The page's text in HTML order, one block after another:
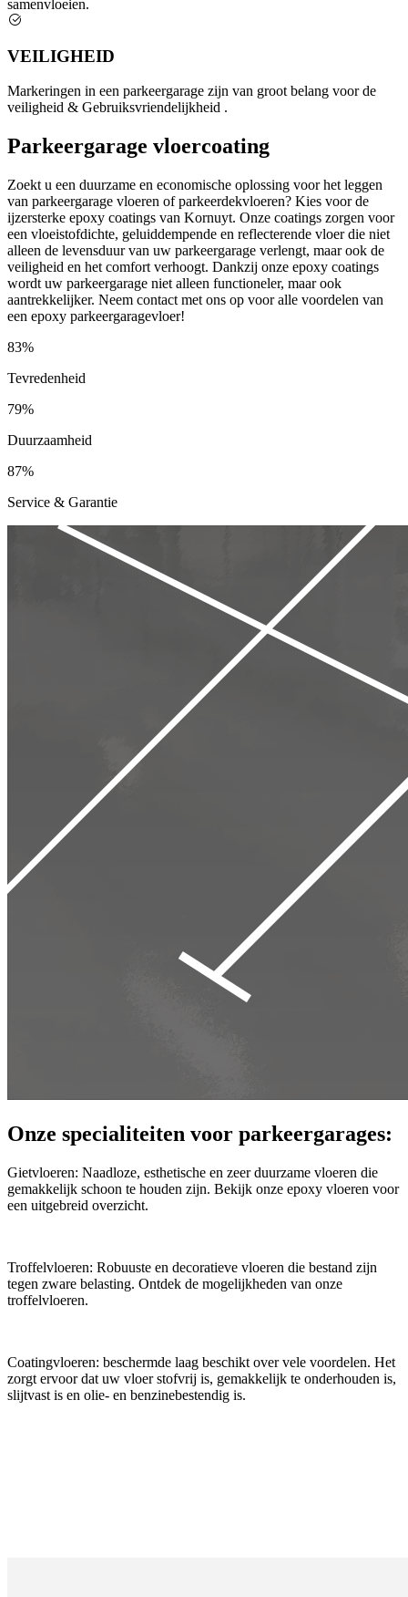
samenvloeien.
VEILIGHEID
Markeringen in een parkeergarage zijn van groot belang voor de
veiligheid & Gebruiksvriendelijkheid .
Parkeergarage vloercoating
Zoekt u een duurzame en economische oplossing voor het leggen
van parkeergarage vloeren of parkeerdekvloeren? Kies voor de
ijzersterke epoxy coatings van Kornuyt. Onze coatings zorgen voor
een vloeistofdichte, geluiddempende en reflecterende vloer die niet
alleen de levensduur van uw parkeergarage verlengt, maar ook de
veiligheid en het comfort verhoogt. Dankzij onze epoxy coatings
wordt uw parkeergarage niet alleen functioneler, maar ook
aantrekkelijker. Neem contact met ons op voor alle voordelen van
een epoxy parkeergaragevloer!
83%
Tevredenheid
79%
Duurzaamheid
87%
Service & Garantie
Onze specialiteiten voor parkeergarages:
Gietvloeren: Naadloze, esthetische en zeer duurzame vloeren die
gemakkelijk schoon te houden zijn. Bekijk onze epoxy vloeren voor
een uitgebreid overzicht.
Troffelvloeren: Robuuste en decoratieve vloeren die bestand zijn
tegen zware belasting. Ontdek de mogelijkheden van onze
troffelvloeren.
Coatingvloeren: beschermde laag beschikt over vele voordelen. Het
zorgt ervoor dat uw vloer stofvrij is, gemakkelijk te onderhouden is,
slijtvast is en olie- en benzinebestendig is.